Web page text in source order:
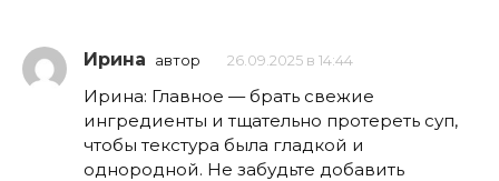
Ирина автор 26.09.2025 в 14:44
Ирина: Главное — брать свежие
ингредиенты и тщательно протереть суп,
чтобы текстура была гладкой и
однородной. Не забудьте добавить